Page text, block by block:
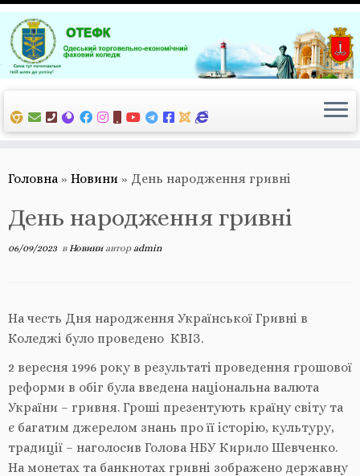
Перейти
до
вмісту
Головна » Новини » День народження гривні
День народження гривні
06/09/2023 в Новиниавторadmin
На честь Дня народження Української Гривні в
Коледжі було проведено КВІЗ.
2 вересня 1996 року в результаті проведення грошової
реформи в обіг була введена національна валюта
України – гривня. Гроші презентують країну світу та
є багатим джерелом знань про її історію, культуру,
традиції – наголосив Голова НБУ Кирило Шевченко.
На монетах та банкнотах гривні зображено державну